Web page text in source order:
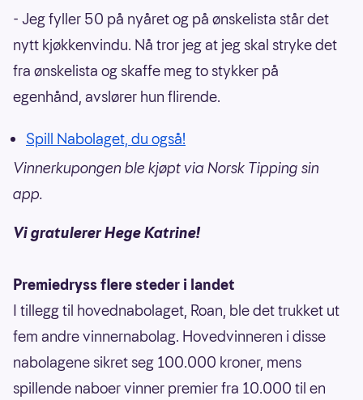
- Jeg fyller 50 på nyåret og på ønskelista står det
nytt kjøkkenvindu. Nå tror jeg at jeg skal stryke det
fra ønskelista og skaffe meg to stykker på
egenhånd, avslører hun flirende.
Spill Nabolaget, du også!
Vinnerkupongen ble kjøpt via Norsk Tipping sin
app.
Vi gratulerer Hege Katrine!
Premiedryss flere steder i landet
I tillegg til hovednabolaget, Roan, ble det trukket ut
fem andre vinnernabolag. Hovedvinneren i disse
nabolagene sikret seg 100.000 kroner, mens
spillende naboer vinner premier fra 10.000 til en